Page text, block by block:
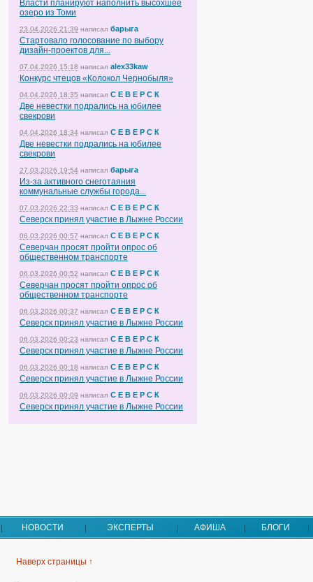
Власти планируют наполнить высохшее
озеро из Томи
23.04.2026 21:39 написал барыга
Стартовало голосование по выбору
дизайн-проектов для...
07.04.2026 15:18 написал alex33kaw
Конкурс чтецов «Колокол Чернобыля»
04.04.2026 18:35 написал С Е В Е Р С К
Две невестки подрались на юбилее
свекрови
04.04.2026 18:34 написал С Е В Е Р С К
Две невестки подрались на юбилее
свекрови
27.03.2026 19:54 написал барыга
Из-за активного снеготаяния
коммунальные службы города...
07.03.2026 22:33 написал С Е В Е Р С К
Северск принял участие в Лыжне России
06.03.2026 00:57 написал С Е В Е Р С К
Северчан просят пройти опрос об
общественном транспорте
06.03.2026 00:52 написал С Е В Е Р С К
Северчан просят пройти опрос об
общественном транспорте
06.03.2026 00:37 написал С Е В Е Р С К
Северск принял участие в Лыжне России
06.03.2026 00:23 написал С Е В Е Р С К
Северск принял участие в Лыжне России
06.03.2026 00:18 написал С Е В Е Р С К
Северск принял участие в Лыжне России
06.03.2026 00:09 написал С Е В Е Р С К
Северск принял участие в Лыжне России
НОВОСТИ ЭКСПЕРТЫ АФИША БЛОГИ
Наверх страницы ↑